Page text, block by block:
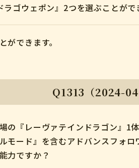
ラゴウェポン』2つを選ぶことが
できます。
Q1313（2024-
の『レーヴァテインドラゴン』
モード』を含むアドバンスフォ
力ですか？